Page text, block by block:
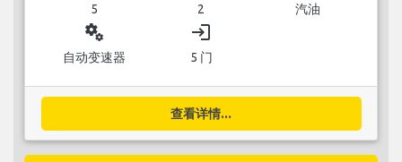
5 2 汽油
miscellaneous_services
自动变速器
login
5 门
查看详情...